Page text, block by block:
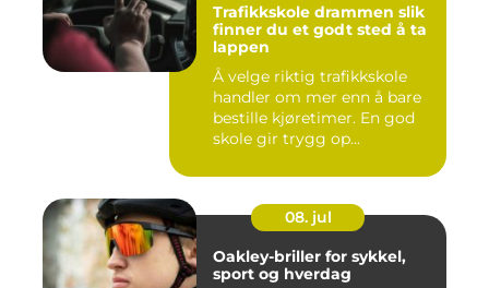
Trafikkskole drammen slik
finner du et godt sted å ta
lappen
Å velge riktig trafikkskole
handler om mer enn å bare
bestille kjøretimer. En god
skole gir trygg op...
08. jul
Oakley-briller for sykkel,
sport og hverdag